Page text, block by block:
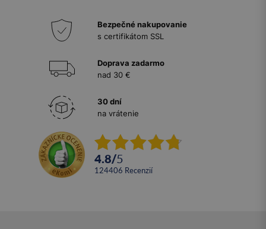
Bezpečné nakupovanie
s certifikátom SSL
Doprava zadarmo
nad 30 €
30 dní
na vrátenie
4.8/5
124406 recenzií